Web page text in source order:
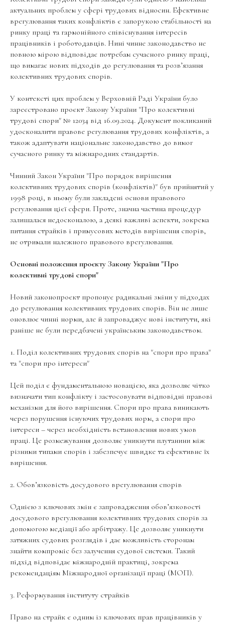
актуальних проблем у сфері трудових відносин. Ефективне
врегулювання таких конфліктів є запорукою стабільності на
ринку праці та гармонійного співіснування інтересів
працівників і роботодавців. Нині чинне законодавство не
повною мірою відповідає потребам сучасного ринку праці,
що вимагає нових підходів до регулювання та розв’язання
колективних трудових спорів.
У контексті цих проблем у Верховній Раді України було
зареєстровано проєкт Закону України "Про колективні
трудові спори" № 12034 від 16.09.2024. Документ покликаний
удосконалити правове регулювання трудових конфліктів, а
також адаптувати національне законодавство до вимог
сучасного ринку та міжнародних стандартів.
Чинний Закон України "Про порядок вирішення
колективних трудових спорів (конфліктів)" був прийнятий у
1998 році, в ньому були закладені основи правового
регулювання цієї сфери. Проте, значна частина процедур
залишалася недосконалою, а деякі важливі аспекти, зокрема
питання страйків і примусових методів вирішення спорів,
не отримали належного правового врегулювання.
Основні положення проєкту Закону України "Про
колективні трудові спори"
Новий законопроєкт пропонує радикальні зміни у підходах
до регулювання колективних трудових спорів. Він не лише
оновлює чинні норми, але й запроваджує нові інститути, які
раніше не були передбачені українським законодавством.
1. Поділ колективних трудових спорів на "спори про права"
та "спори про інтереси"
Цей поділ є фундаментальною новацією, яка дозволяє чітко
визначати тип конфлікту і застосовувати відповідні правові
механізми для його вирішення. Спори про права виникають
через порушення існуючих трудових норм, а спори про
інтереси – через необхідність встановлення нових умов
праці. Це розмежування дозволяє уникнути плутанини між
різними типами спорів і забезпечує швидке та ефективне їх
вирішення.
2. Обов’язковість досудового врегулювання спорів
Однією з ключових змін є запровадження обов’язковості
досудового врегулювання колективних трудових спорів за
допомогою медіації або арбітражу. Це дозволяє уникнути
затяжних судових розглядів і дає можливість сторонам
знайти компроміс без залучення судової системи. Такий
підхід відповідає міжнародній практиці, зокрема
рекомендаціям Міжнародної організації праці (МОП).
3. Реформування інституту страйків
Право на страйк є одним із ключових прав працівників у